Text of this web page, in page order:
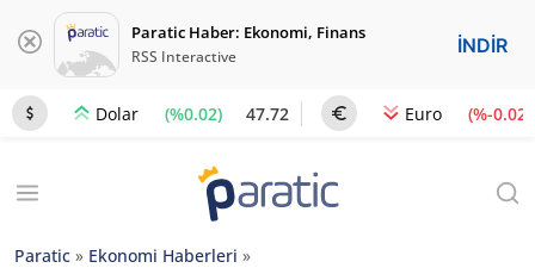
Paratic Haber: Ekonomi, Finans
RSS Interactive İNDİR
Dolar (%0.02) 47.72 Euro (%-0.02)
Paratic » Ekonomi Haberleri »